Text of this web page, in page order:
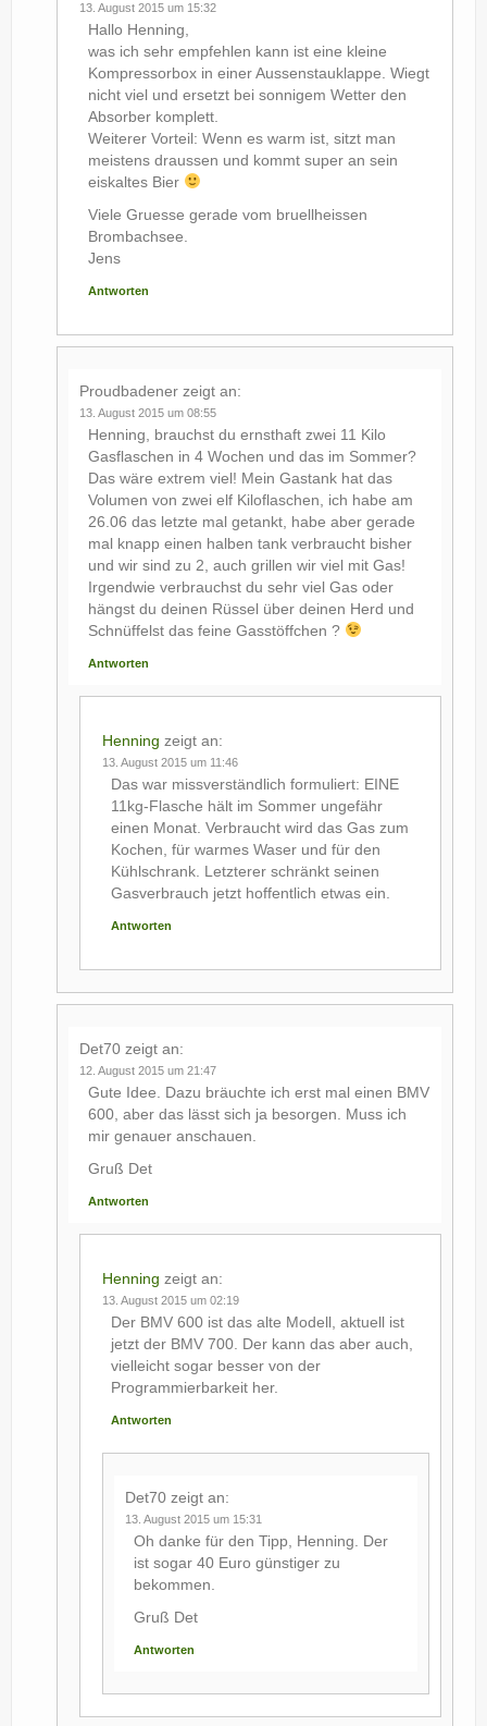
13. August 2015 um 15:32
Hallo Henning,
was ich sehr empfehlen kann ist eine kleine
Kompressorbox in einer Aussenstauklappe. Wiegt
nicht viel und ersetzt bei sonnigem Wetter den
Absorber komplett.
Weiterer Vorteil: Wenn es warm ist, sitzt man
meistens draussen und kommt super an sein
eiskaltes Bier
Viele Gruesse gerade vom bruellheissen
Brombachsee.
Jens
Antworten
Proudbadener zeigt an:
13. August 2015 um 08:55
Henning, brauchst du ernsthaft zwei 11 Kilo
Gasflaschen in 4 Wochen und das im Sommer?
Das wäre extrem viel! Mein Gastank hat das
Volumen von zwei elf Kiloflaschen, ich habe am
26.06 das letzte mal getankt, habe aber gerade
mal knapp einen halben tank verbraucht bisher
und wir sind zu 2, auch grillen wir viel mit Gas!
Irgendwie verbrauchst du sehr viel Gas oder
hängst du deinen Rüssel über deinen Herd und
Schnüffelst das feine Gasstöffchen ?
Antworten
Henning zeigt an:
13. August 2015 um 11:46
Das war missverständlich formuliert: EINE
11kg-Flasche hält im Sommer ungefähr
einen Monat. Verbraucht wird das Gas zum
Kochen, für warmes Waser und für den
Kühlschrank. Letzterer schränkt seinen
Gasverbrauch jetzt hoffentlich etwas ein.
Antworten
Det70 zeigt an:
12. August 2015 um 21:47
Gute Idee. Dazu bräuchte ich erst mal einen BMV
600, aber das lässt sich ja besorgen. Muss ich
mir genauer anschauen.
Gruß Det
Antworten
Henning zeigt an:
13. August 2015 um 02:19
Der BMV 600 ist das alte Modell, aktuell ist
jetzt der BMV 700. Der kann das aber auch,
vielleicht sogar besser von der
Programmierbarkeit her.
Antworten
Det70 zeigt an:
13. August 2015 um 15:31
Oh danke für den Tipp, Henning. Der
ist sogar 40 Euro günstiger zu
bekommen.
Gruß Det
Antworten